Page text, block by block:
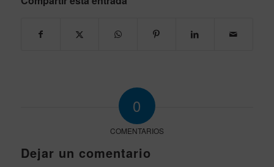
0
COMENTARIOS
Dejar un comentario